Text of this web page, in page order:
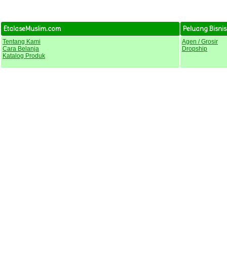
EtalaseMuslim.com Peluang Bisnis
Tentang Kami
Cara Belanja
Katalog Produk
Agen / Grosir
Dropship